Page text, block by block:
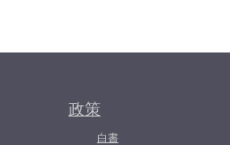
政策
白書